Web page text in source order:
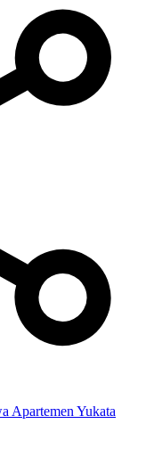
Apartemen Yukata